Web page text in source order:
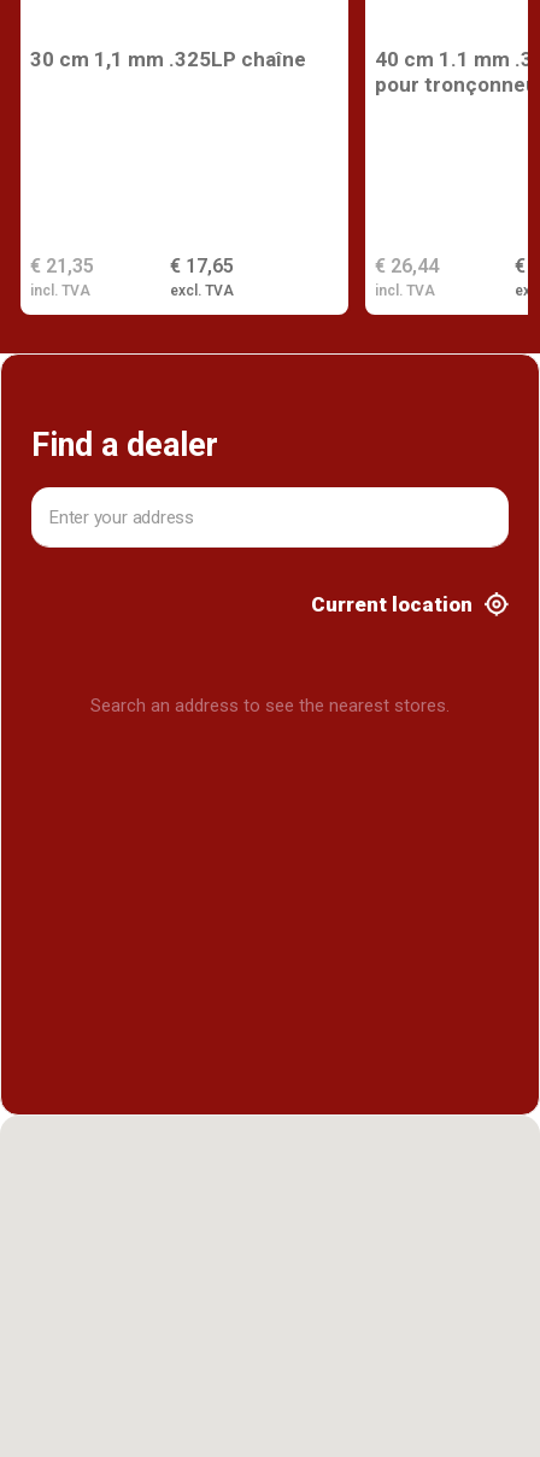
30 cm 1,1 mm .325LP chaîne
€ 17,65
excl. TVA
€ 21,35
incl. TVA
40 cm 1.1 mm
pour
€
€ 26,44
incl. TVA
Find a dealer
Current location
Search an address to see the nearest stores.